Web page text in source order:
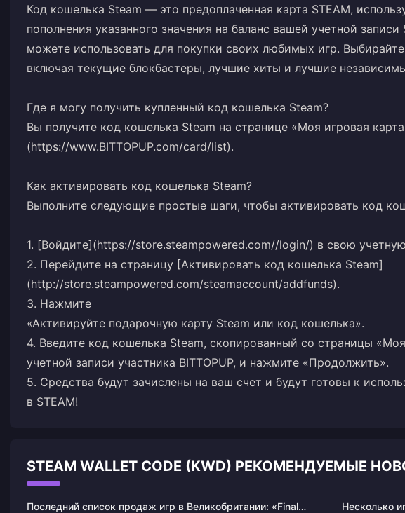
Код кошелька Steam — это предоплаченная карта STEAM,
пополнения указанного значения на баланс вашей учетной
можете использовать для покупки своих любимых игр.
включая текущие блокбастеры, лучшие хиты и лучшие
Где я могу получить купленный код кошелька Steam?
Вы получите код кошелька Steam на странице «Моя игровая
(https://www.BITTOPUP.com/card/list).
Как активировать код кошелька Steam?
Выполните следующие простые шаги, чтобы активировать код
1. [Войдите](https://store.steampowered.com//login/) в свою
2. Перейдите на страницу [Активировать код кошелька Steam]
(http://store.steampowered.com/steamaccount/addfunds).
3. Нажмите
«Активируйте подарочную карту Steam или код кошелька».
4. Введите код кошелька Steam, скопированный со страницы
учетной записи участника BITTOPUP, и нажмите «Продолжить».
5. Средства будут зачислены на ваш счет и будут готовы к
в STEAM!
STEAM WALLET CODE (KWD) РЕКОМЕНДУЕМЫЕ
Последний список продаж игр в Великобритании: «Final
Несколько